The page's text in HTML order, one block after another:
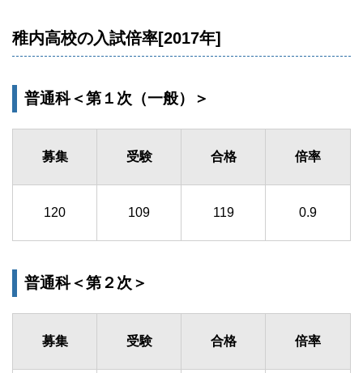
稚内高校の入試倍率[2017年]
普通科＜第１次（一般）＞
募集 受験 合格 倍率
120 109 119 0.9
普通科＜第２次＞
募集 受験 合格 倍率